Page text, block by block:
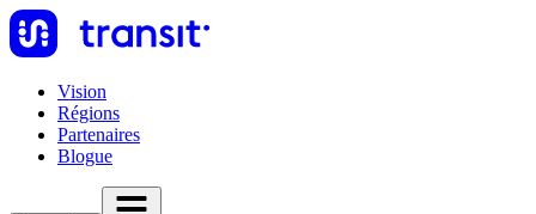
Vision
Régions
Partenaires
Blogue